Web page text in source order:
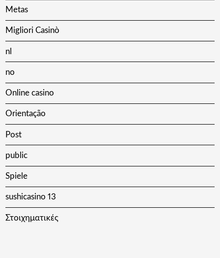
Metas
Migliori Casinò
nl
no
Online casino
Orientação
Post
public
Spiele
sushicasino 13
Στοιχηματικές